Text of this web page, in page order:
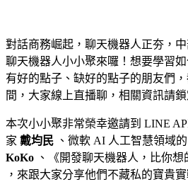
對話商務崛起，聊天機器人正夯，中
聊天機器人小小聚來囉！想要學習
有好的點子、缺好的點子的朋友們
間，大家線上直播聊，相關資訊請鎖
本次小小聚非常榮幸邀請到 LINE
家 戴均民 、微軟 AI 人工智慧領域
KoKo 、《開發聊天機器人，比你
，來跟大家分享他們不藏私的寶貴實